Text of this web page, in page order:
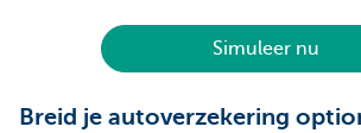
Simuleer nu
Breid je autoverzekering